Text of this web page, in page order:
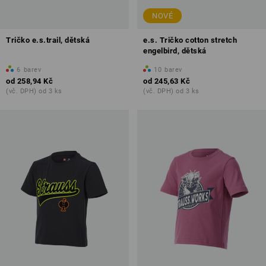
Tričko e.s.trail, dětská
6 barev
od 258,94 Kč
(vč. DPH) od 3 ks
NOVÉ
e.s. Tričko cotton stretch
engelbird, dětská
10 barev
od 245,63 Kč
(vč. DPH) od 3 ks